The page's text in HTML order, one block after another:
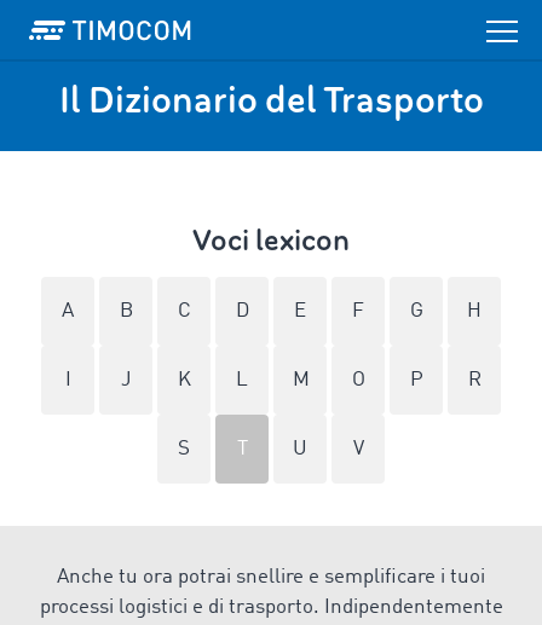
Il Dizionario del Trasporto
Voci lexicon
A B C D E F G H
J K L M O P R
S U V
Anche tu ora potrai snellire e semplificare i tuoi
processi logistici e di trasporto. Indipendentemente